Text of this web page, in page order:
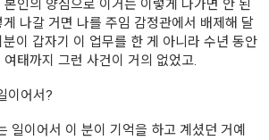
인의 양심으로 이거는 이렇게 나가면 안 된
나갈 거면 나를 주임 감정관에서 배제해 달
이 갑자기 이 업무를 한 게 아니라 수년 동안
태까지 그런 사건이 거의 없었고.
이어서?
일이어서 이 분이 기억을 하고 계셨던 거예